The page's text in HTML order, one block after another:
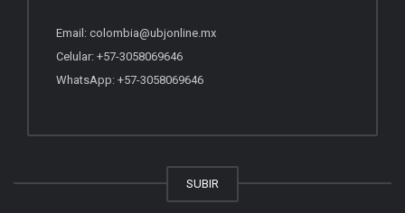
Email: colombia@ubjonline.mx
Celular: +57-3058069646
WhatsApp: +57-3058069646
SUBIR